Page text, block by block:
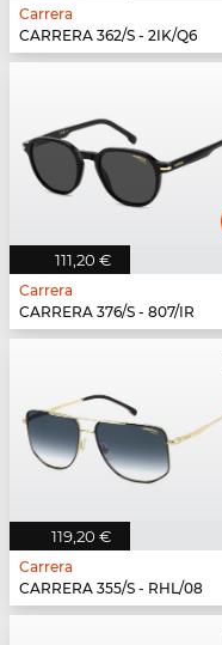
Carrera
CARRERA 362/S - 2IK/Q6
111,20 €
Carrera
CARRERA 376/S - 807/IR
119,20 €
Carrera
CARRERA 355/S - RHL/08